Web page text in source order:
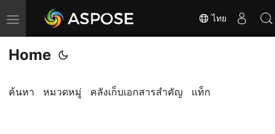
T
o
g
l
ไทย
Home
ค้นหา หมวดหมู่ คลังเก็บเอกสารสำคัญ แท็ก